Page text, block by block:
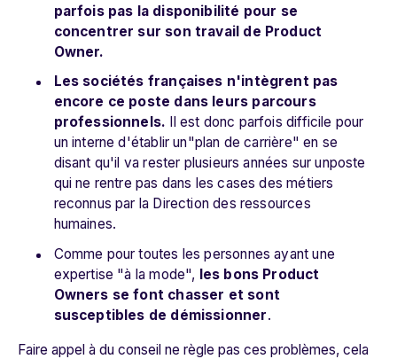
parfois pas la disponibilité pour se
concentrer sur son travail de Product
Owner.
Les sociétés françaises n'intègrent pas
encore ce poste dans leurs parcours
professionnels. Il est donc parfois difficile pour
un interne d'établir un"plan de carrière" en se
disant qu'il va rester plusieurs années sur unposte
qui ne rentre pas dans les cases des métiers
reconnus par la Direction des ressources
humaines.
Comme pour toutes les personnes ayant une
expertise "à la mode", les bons Product
Owners se font chasser et sont
susceptibles de démissionner.
Faire appel à du conseil ne règle pas ces problèmes, cela